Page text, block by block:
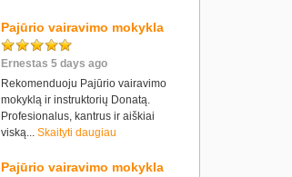
Pajūrio vairavimo mokykla
Ernestas 5 days ago
Rekomenduoju Pajūrio vairavimo
mokyklą ir instruktorių Donatą.
Profesionalus, kantrus ir aiškiai
viską... Skaityti daugiau
Pajūrio vairavimo mokykla